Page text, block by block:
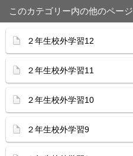
このカテゴリー内の他のページ
２年生校外学習12
２年生校外学習11
２年生校外学習10
２年生校外学習9